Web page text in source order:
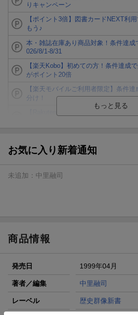
りキャンペーン
【ポイント3倍】図書カードNEXT利
もう♪
本・雑誌在庫あり商品対象！条件達
026/8/1-8/31
【楽天Kobo】初めての方！条件達成
がポイント20倍
【楽天モバイルご利用者限定】条件
分け！
が当たる！
楽天モバイル紹介キャンペーンの拡
条件達成で楽天限定・宝塚歌劇 宙組
お気に入り新着通知
未追加： 中里融司
商品情報
発売日 1999年04月
著者／編集 中里融司
レーベル 歴史群像新書